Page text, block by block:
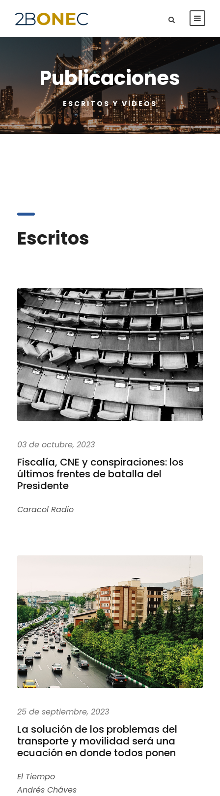
Publicaciones
ESCRITOS Y VIDEOS
Escritos
03 de octubre, 2023
Fiscalía, CNE y conspiraciones: los
últimos frentes de batalla del
Presidente
Caracol Radio
25 de septiembre, 2023
La solución de los problemas del
transporte y movilidad será una
ecuación en donde todos ponen
El Tiempo
Andrés Cháves